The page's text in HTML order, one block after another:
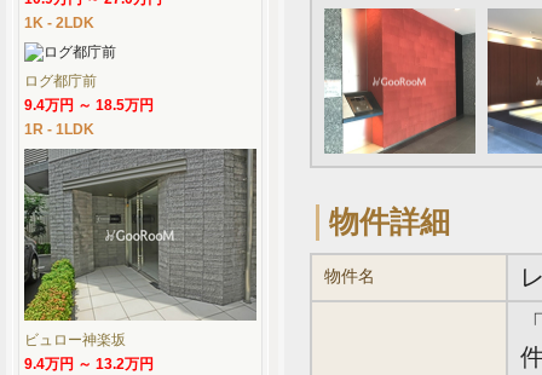
物件詳細
物件名
1K - 2LDK
ログ都庁前
9.4万円 ～ 18.5万円
1R - 1LDK
ビュロー神楽坂
9.4万円 ～ 13.2万円